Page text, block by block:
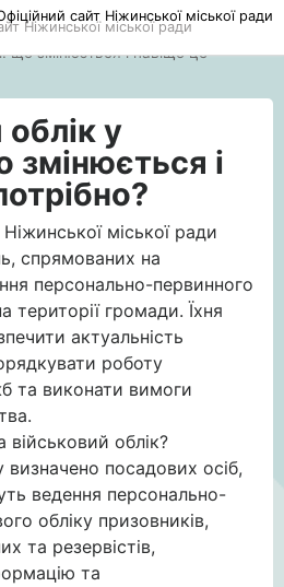
Ніжинської міської ради
що змінюється і навіщо це
у
змінюється і
міської ради
спрямованих на
персонально-первинного
території громади. Їхня
актуальність
роботу
та виконати вимоги
військовий облік?
посадових осіб,
ведення персонально-
обліку призовників,
та резервістів,
та